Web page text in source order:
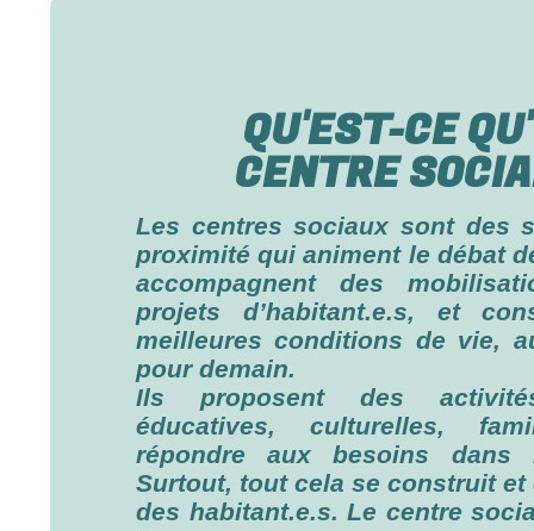
QU'EST-CE
CENTRE
Les centres sociaux sont des
proximité qui animent le débat
accompagnent des
projets d’habitant.e.s, et
meilleures conditions de vie,
pour demain.
Ils proposent des
éducatives, culturelles,
répondre aux besoins dans
Surtout, tout cela se construit et
des habitant.e.s. Le centre